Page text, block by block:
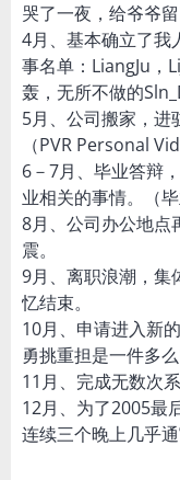
哭了一夜，给爷爷
4月、基本确立了我
事名单：LiangJu，
轰，无所不做的
5月、公司搬家，进
（PVR Personal
6－7月、毕业答辩
业相关的事情。（毕
8月、公司办公地点
震。
9月、离职浪潮，集
忆结束。
10月、申请进入新
勇挑重担是一件多
11月、完成无数次
12月、为了2005最
连续三个晚上几乎